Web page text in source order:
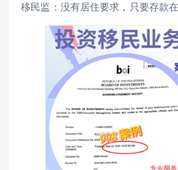
移民监：没有居住要求，只要存款